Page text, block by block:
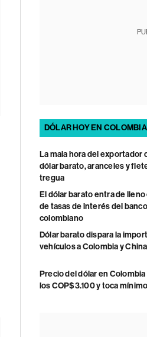
DÓLAR HOY EN COLOMBIA
La mala hora del exportador
dólar barato, aranceles y
tregua
El dólar barato entra de
de tasas de interés del
colombiano
Dólar barato dispara la
vehículos a Colombia y
Precio del dólar en Colombia
los COP$3.100 y toca